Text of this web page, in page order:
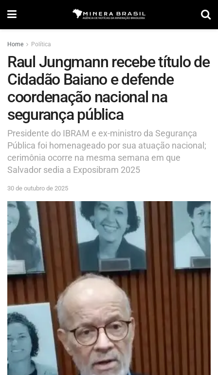
Home Política
Raul Jungmann recebe título de
Cidadão Baiano e defende
coordenação nacional na
segurança pública
Presidente do IBRAM e ex-ministro da Segurança
Pública foi homenageado por sua atuação nacional;
cerimônia ocorre na mesma semana em que
Salvador sedia a Exposibram 2025
30 de outubro de 2025